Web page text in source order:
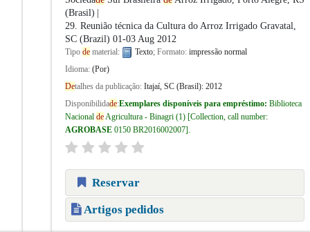
(Brasil)
29. Reunião técnica da Cultura do Arroz IrrigadoGravatal,
SC (Brazil) 01-03 Aug 2012
Tipo dematerial: Texto; Formato: impressão normal
Idioma: (Por)
Detalhes da publicação: Itajaí, SC (Brasil): 2012
Disponibilidade:Exemplares disponíveis para empréstimo: Biblioteca
Nacional deAgricultura - Binagri(1) Collection, call number:
AGROBASE 0150 BR2016002007 .
Reservar
Artigos pedidos